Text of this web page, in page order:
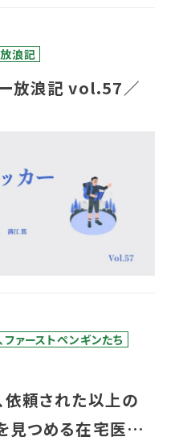
浪記
放浪記 vol.57／
ァーストペンギンたち
依頼された以上の
見つめる在宅医療